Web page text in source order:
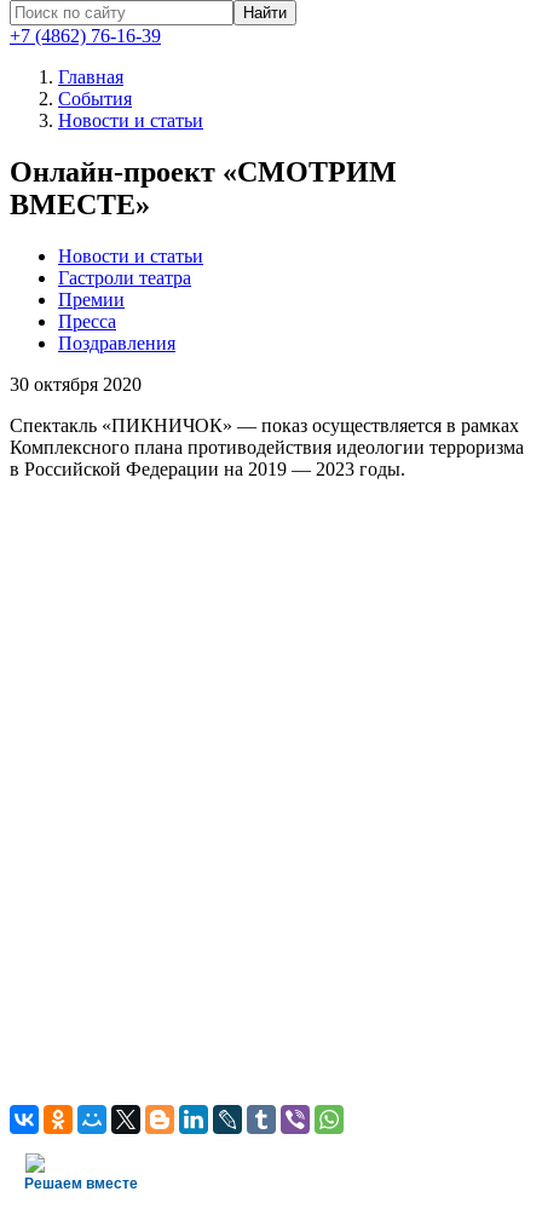
Найти
+7 (4862) 76-16-39
Главная
События
Новости и статьи
Онлайн-проект «СМОТРИМ
ВМЕСТЕ»
Новости и статьи
Гастроли театра
Премии
Пресса
Поздравления
30 октября 2020
Спектакль «ПИКНИЧОК» — показ осуществляется в рамках
Комплексного плана противодействия идеологии терроризма
в Российской Федерации на 2019 — 2023 годы.
Решаем вместе